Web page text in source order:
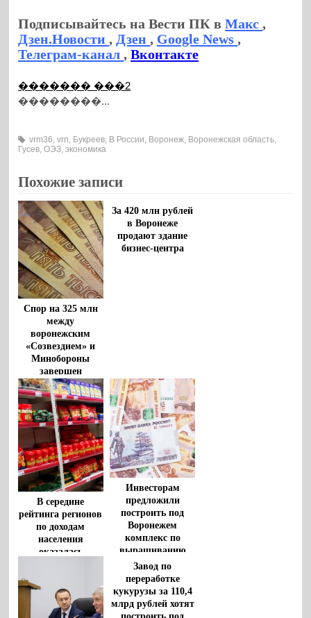
Подписывайтесь на Вести ПК вМакс,
Дзен.Новости, Дзен, Google News,
Телеграм-канал,Вконтакте
������� ���2
��������...
vrm36,vrn, Букреев, В России, Воронеж, Воронежская область,
Гусев,ОЭЗ,экономика
Похожие записи
Спор на 325 млн
между
воронежским
«Созвездием» и
Минобороны
завершен
За 420 млн рублей
в Воронеже
продают здание
бизнес-центра
В середине
рейтинга регионов
по доходам
населения
оказалась
Инвесторам
предложили
построить под
Воронежем
комплекс по
выращиванию
индейки
Завод по
переработке
кукурузы за 110,4
млрд рублей хотят